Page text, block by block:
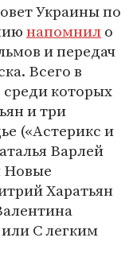
Украины по
напомнило
и передач
Всего в
среди которых
и три
(«Астерикс и
Варлей
Новые
Харатьян
С легким